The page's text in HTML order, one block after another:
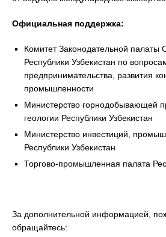
Официальная поддержка:
Комитет Законодательной
Республики Узбекистан по
предпринимательства, развития
промышленности
Министерство горнодобывающей
геологии Республики Узбекистан
Министерство инвестиций,
Республики Узбекистан
Торгово-промышленная палата
За дополнительной информацией,
обращайтесь: